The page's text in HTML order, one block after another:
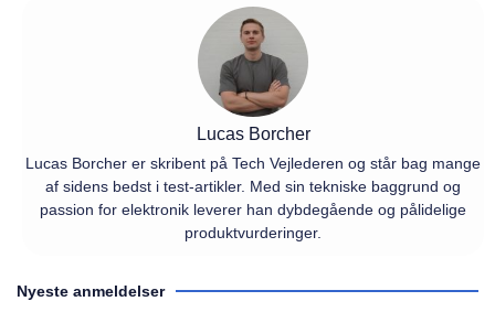
Lucas Borcher
Lucas Borcher er skribent på Tech Vejlederen og står bag mange
af sidens bedst i test-artikler. Med sin tekniske baggrund og
passion for elektronik leverer han dybdegående og pålidelige
produktvurderinger.
Nyeste anmeldelser